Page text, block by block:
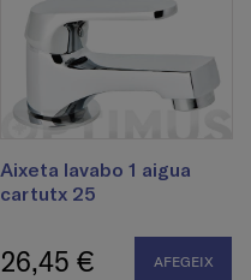
Aixeta lavabo 1 aigua
cartutx 25
26,45 € AFEGEIX